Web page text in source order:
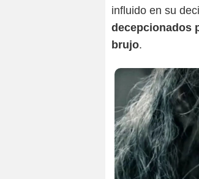
influido en su
decepcionados
brujo.